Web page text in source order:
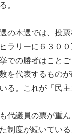
。
の本選では、投
ラリーに６３０
での勝者はこと
を代表するもの
る。これが「民
代議員の票が重
制度が続いてい